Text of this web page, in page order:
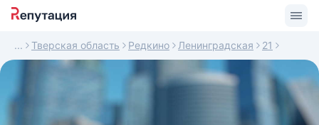
Тверская область Редкино Ленинградская 21